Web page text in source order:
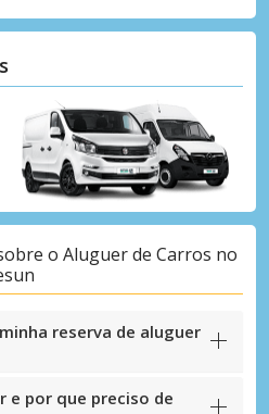
o Aluguer de Carros no
reserva de aluguer
e por que preciso de